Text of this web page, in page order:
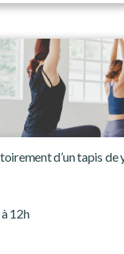
d’un tapis de
12h